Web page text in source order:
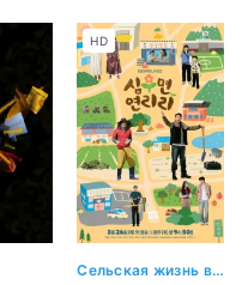
Сельская жизнь в Ëннири
HD